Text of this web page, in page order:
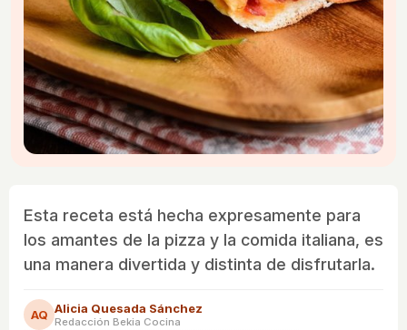
Esta receta está hecha expresamente para
los amantes de la pizza y la comida italiana, es
una manera divertida y distinta de disfrutarla.
AQ Alicia Quesada Sánchez
Redacción Bekia Cocina